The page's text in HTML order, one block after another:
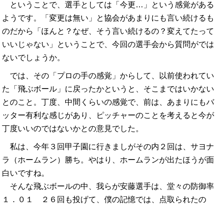
ということで、選手としては「今更…」という感覚がある
ようです。「変更は無い」と協会があまりにも言い続けるも
のだから「ほんと？なぜ、そう言い続けるの？変えてたって
いいじゃない」ということで、今回の選手会から質問がでは
ないでしょうか。
では、その「プロの手の感覚」からして、以前使われてい
た「飛ぶボール」に戻ったかというと、そこまではいかない
とのこと。丁度、中間くらいの感覚で、前は、あまりにもバ
ッター有利な感じがあり、ピッチャーのことを考えると今が
丁度いいのではないかとの意見でした。
私は、今年３回甲子園に行きましがその内２回は、サヨナ
ラ（ホームラン）勝ち。やはり、ホームランが出たほうが面
白いですね。
そんな飛ぶボールの中、我らが安藤選手は、堂々の防御率
１．０１ ２６回も投げて、僕の記憶では、点取られたの